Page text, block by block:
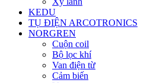
KEDU
TỤ ĐIỆN ARCOTRONICS
NORGREN
Cuộn coil
Bộ lọc khí
Van điện từ
Cảm biến